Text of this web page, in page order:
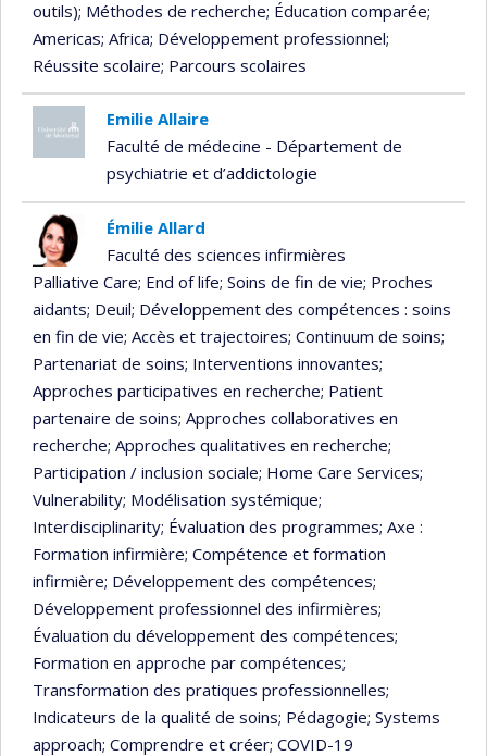
outils); Méthodes de recherche; Éducation comparée;
Americas; Africa; Développement professionnel;
Réussite scolaire; Parcours scolaires
Emilie Allaire
Faculté de médecine - Département de
psychiatrie et d’addictologie
Émilie Allard
Faculté des sciences infirmières
Palliative Care; End of life; Soins de fin de vie; Proches
aidants; Deuil; Développement des compétences : soins
en fin de vie; Accès et trajectoires; Continuum de soins;
Partenariat de soins; Interventions innovantes;
Approches participatives en recherche; Patient
partenaire de soins; Approches collaboratives en
recherche; Approches qualitatives en recherche;
Participation / inclusion sociale; Home Care Services;
Vulnerability; Modélisation systémique;
Interdisciplinarity; Évaluation des programmes; Axe :
Formation infirmière; Compétence et formation
infirmière; Développement des compétences;
Développement professionnel des infirmières;
Évaluation du développement des compétences;
Formation en approche par compétences;
Transformation des pratiques professionnelles;
Indicateurs de la qualité de soins; Pédagogie; Systems
approach; Comprendre et créer; COVID-19